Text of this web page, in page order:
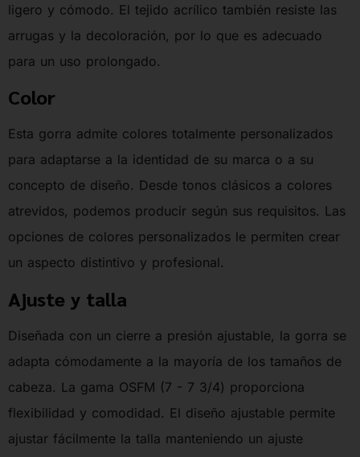
ligero y cómodo. El tejido acrílico también resiste las
arrugas y la decoloración, por lo que es adecuado
para un uso prolongado.
Color
Esta gorra admite colores totalmente personalizados
para adaptarse a la identidad de su marca o a su
concepto de diseño. Desde tonos clásicos a colores
atrevidos, podemos producir según sus requisitos. Las
opciones de colores personalizados le permiten crear
un aspecto distintivo y profesional.
Ajuste y talla
Diseñada con un cierre a presión ajustable, la gorra se
adapta cómodamente a la mayoría de los tamaños de
cabeza. La gama OSFM (7 - 7 3/4) proporciona
flexibilidad y comodidad. El diseño ajustable permite
ajustar fácilmente la talla manteniendo un ajuste